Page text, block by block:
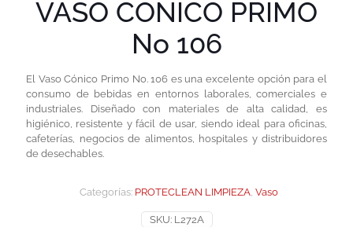
VASO CÓNICO PRIMO
No 106
El Vaso Cónico Primo No. 106 es una excelente opción para el
consumo de bebidas en entornos laborales, comerciales e
industriales. Diseñado con materiales de alta calidad, es
higiénico, resistente y fácil de usar, siendo ideal para oficinas,
cafeterías, negocios de alimentos, hospitales y distribuidores
de desechables.
SKU: L272A
Categorías: PROTECLEAN LIMPIEZA, Vaso